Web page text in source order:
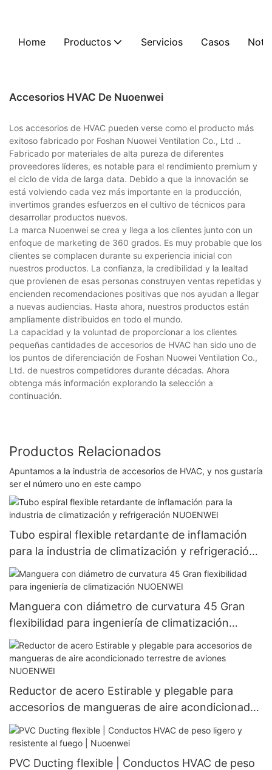
Home Productos Servicios Casos
Accesorios HVAC De Nuoenwei
Los accesorios de HVAC pueden verse como el producto más
exitoso fabricado por Foshan Nuowei Ventilation Co., Ltd ..
Fabricado por materiales de alta pureza de diferentes
proveedores líderes, es notable para el rendimiento premium y
el ciclo de vida de larga data. Debido a que la innovación se
está volviendo cada vez más importante en la producción,
invertimos grandes esfuerzos en el cultivo de técnicos para
desarrollar productos nuevos.
La marca Nuoenwei se crea y llega a los clientes junto con un
enfoque de marketing de 360 grados. Es muy probable que los
clientes se complacen durante su experiencia inicial con
nuestros productos. La confianza, la credibilidad y la lealtad
que provienen de esas personas construyen ventas repetidas y
encienden recomendaciones positivas que nos ayudan a llegar
a nuevas audiencias. Hasta ahora, nuestros productos están
ampliamente distribuidos en todo el mundo.
La capacidad y la voluntad de proporcionar a los clientes
pequeñas cantidades de accesorios de HVAC han sido uno de
los puntos de diferenciación de Foshan Nuowei Ventilation Co.,
Ltd. de nuestros competidores durante décadas. Ahora
obtenga más información explorando la selección a
continuación.
Productos Relacionados
Apuntamos a la industria de accesorios de HVAC, y nos gustaría
ser el número uno en este campo
Tubo espiral flexible retardante de inflamación
para la industria de climatización y refrigeración
NUOENWEI
Manguera con diámetro de curvatura 45 Gran
flexibilidad para ingeniería de climatización
NUOENWEI
Reductor de acero Estirable y plegable para
accesorios de mangueras de aire acondicionado
terrestre de aviones NUOENWEI
PVC Ducting flexible | Conductos HVAC de peso